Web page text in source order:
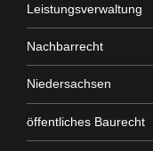
Leistungsverwaltung
Nachbarrecht
Niedersachsen
öffentliches Baurecht